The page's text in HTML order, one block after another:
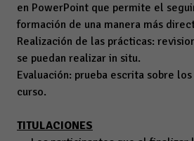
en PowerPoint que permite el
formación de una manera más
Realización de las prácticas:
se puedan realizar in situ.
Evaluación: prueba escrita sobre
curso.
TITULACIONES